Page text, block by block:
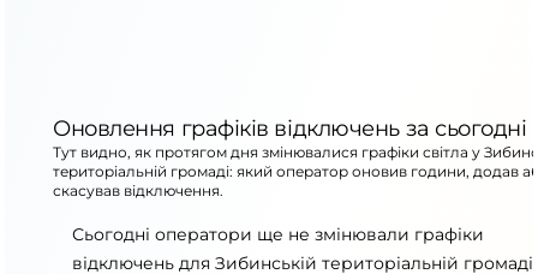
Оновлення графіків відключень за сьогодні
Тут видно, як протягом дня змінювалися графіки світла у
територіальній громаді: який оператор оновив години, додав
скасував відключення.
Сьогодні оператори ще не змінювали графіки
відключень для Зибинській територіальній громаді.